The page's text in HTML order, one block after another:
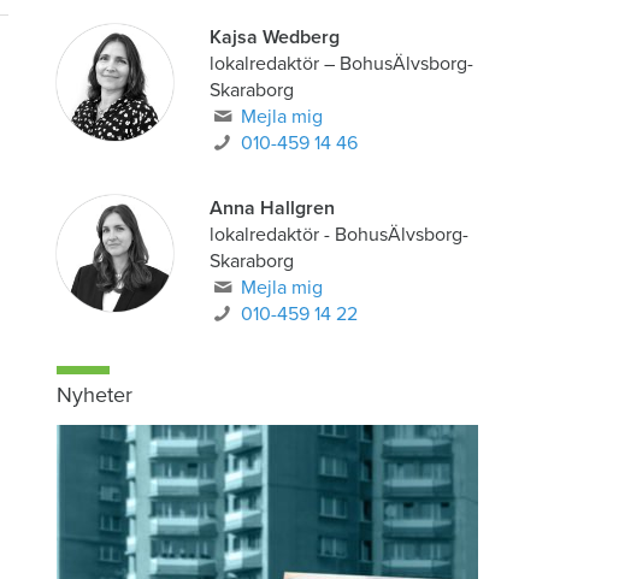
Kajsa Wedberg
lokalredaktör– BohusÄlvsborg-
Skaraborg
Mejla mig
010-459 14 46
Anna Hallgren
lokalredaktör - BohusÄlvsborg-
Skaraborg
Mejla mig
010-459 14 22
Nyheter